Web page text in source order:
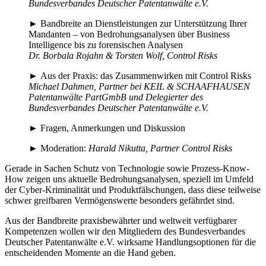
Bundesverbandes Deutscher Patentanwälte e.V.
► Bandbreite an Dienstleistungen zur Unterstützung Ihrer
Mandanten – von Bedrohungsanalysen über Business
Intelligence bis zu forensischen Analysen
Dr. Borbala Rojahn & Torsten Wolf, Control Risks
► Aus der Praxis: das Zusammenwirken mit Control Risks
Michael Dahmen, Partner bei KEIL & SCHAAFHAUSEN
Patentanwälte PartGmbB und Delegierter des
Bundesverbandes DeutscherPatentanwälte e.V.
► Fragen, Anmerkungen und Diskussion
► Moderation: Harald Nikutta, Partner Control Risks
Gerade in Sachen Schutz von Technologie sowie Prozess-Know-
How zeigen uns aktuelle Bedrohungsanalysen, speziell im Umfeld
der Cyber-Kriminalität und Produktfälschungen, dass diese teilweise
schwer greifbaren Vermögenswerte besonders gefährdet sind.
Aus der Bandbreite praxisbewährter und weltweit verfügbarer
Kompetenzen wollen wir den Mitgliedern des Bundesverbandes
Deutscher Patentanwälte e.V. wirksame Handlungsoptionen für die
entscheidenden Momente an die Hand geben.